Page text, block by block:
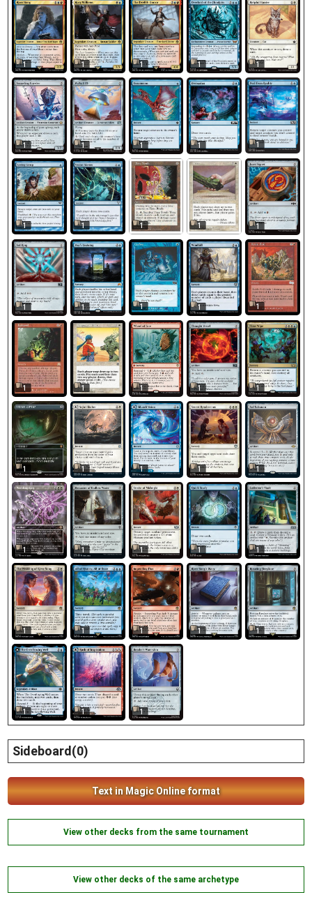
1 1 1 1 1
1 1 1 1 1
1 1 1 1 1
1 1 1 1 1
1 1 1 1 1
1 1 1 1 1
1 1 1 1 1
1 1 1 1 1
1 1 1
Sideboard(0)
Text in Magic Online format
View other decks from the same tournament
View other decks of the same archetype